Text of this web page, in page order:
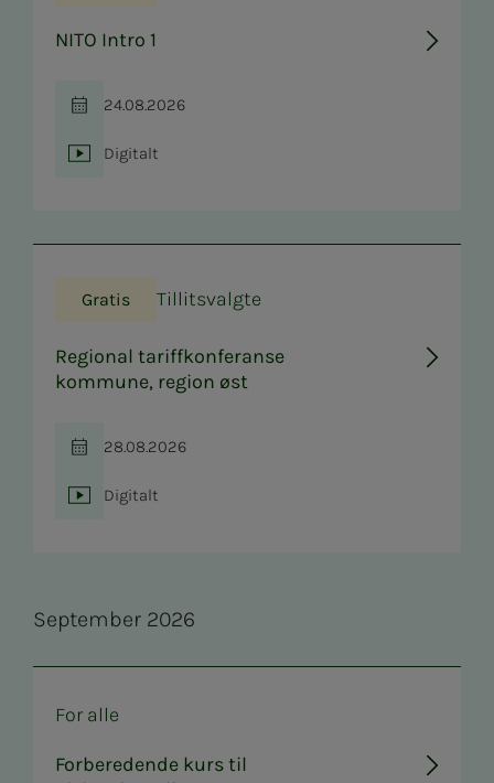
NITO Intro 1
Tid
24.08.2026
Sted
Digitalt
Gratis Tillitsvalgte
Regional tariffkonferanse
kommune, region øst
Tid
28.08.2026
Sted
Digitalt
Se­p­tem­­­ber 2026
For alle
Forberedende kurs til